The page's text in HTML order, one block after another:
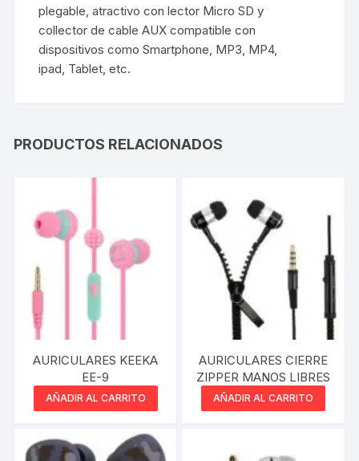
plegable, atractivo con lector Micro SD y
collector de cable AUX compatible con
dispositivos como Smartphone, MP3, MP4,
ipad, Tablet, etc.
PRODUCTOS RELACIONADOS
AURICULARES KEEKA
EE-9
AÑADIR AL CARRITO
AURICULARES CIERRE
ZIPPER MANOS LIBRES
AÑADIR AL CARRITO